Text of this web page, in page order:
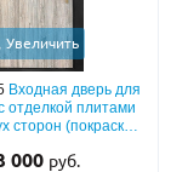
Увеличить
Входная дверь для
отделкой плитами
сторон (покраска
напылением)
000 руб.